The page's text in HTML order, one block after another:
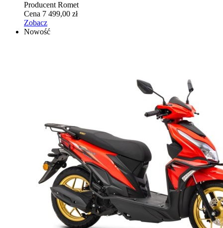
Producent Romet
Cena 7 499,00 zł
Zobacz
Nowość